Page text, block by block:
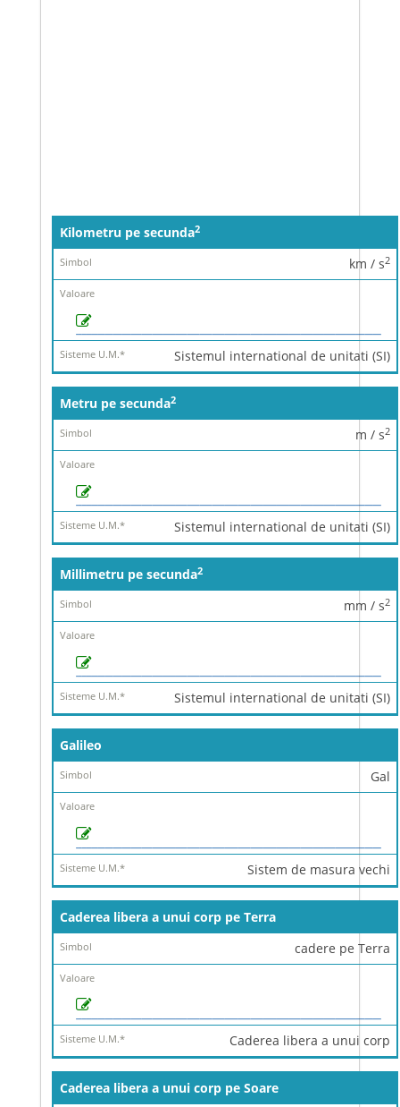
Denumire
Simbol
Valoare
Sisteme
U.M.*
Kilometru pe secunda2
km / s2
Sistemul international de unitati (SI)
Metru pe secunda2
m / s2
Sistemul international de unitati (SI)
Millimetru pe secunda2
mm / s2
Sistemul international de unitati (SI)
Galileo
Gal
Sistem de masura vechi
Caderea libera a unui corp pe Terra
cadere pe Terra
Caderea libera a unui corp
Caderea libera a unui corp pe Soare